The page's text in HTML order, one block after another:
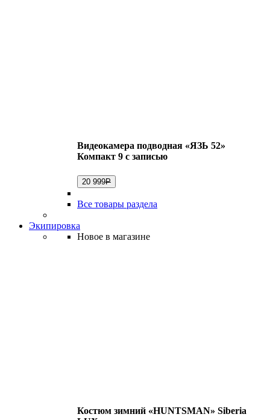
Видеокамера подводная «ЯЗЬ 52»
Компакт 9 с записью
20 999Р
Все товары раздела
Экипировка
Новое в магазине
Костюм зимний «HUNTSMAN» Siberia